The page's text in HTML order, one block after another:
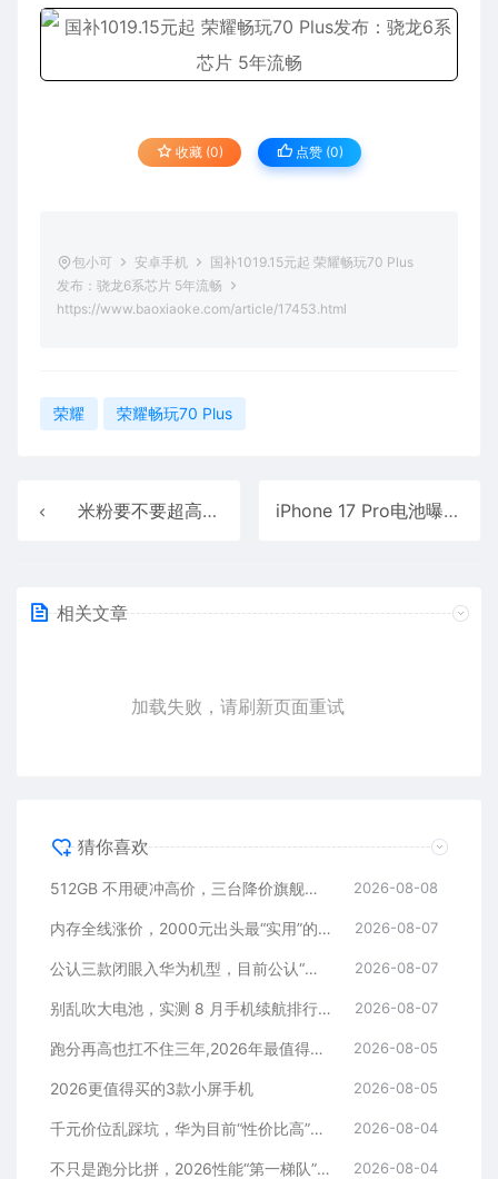
收藏 (0) 点赞 (0)
包小可 安卓手机
国补1019.15元起 荣耀畅玩70 Plus
发布：骁龙6系芯片 5年流畅
https://www.baoxiaoke.com/article/17453.html
荣耀 荣耀畅玩70 Plus
米粉要不要超高刷屏幕：REDMI调研165Hz刷新率 iPhone 17 Pro电池曝光：美版和国行版不一样
相关文章
加载失败，请刷新页面重试
猜你喜欢
512GB 不用硬冲高价，三台降价旗舰藏着捡漏逻辑 2026-08-08
内存全线涨价，2000元出头最“实用”的三款512GB手机 2026-08-07
公认三款闭眼入华为机型，目前公认“最香”，可以流畅用四年 2026-08-07
别乱吹大电池，实测 8 月手机续航排行榜！ 2026-08-07
跑分再高也扛不住三年,2026年最值得长期用的5款手机 2026-08-05
2026更值得买的3款小屏手机 2026-08-05
千元价位乱踩坑，华为目前“性价比高”的3款手机 2026-08-04
不只是跑分比拼，2026性能“第一梯队”的旗舰手机 2026-08-04